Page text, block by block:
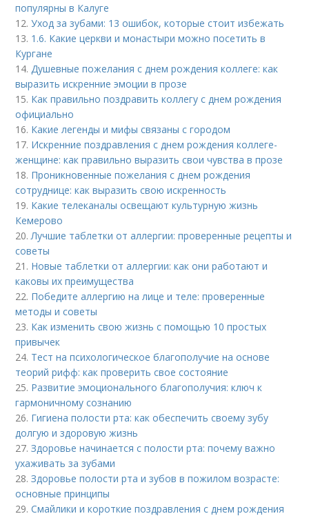
популярны в Калуге
12.Уход за зубами: 13 ошибок, которые стоит избежать
13. 1.6. Какие церкви и монастыри можно посетить в
Кургане
14. Душевные пожелания с днем рождения коллеге: как
выразить искренние эмоции в прозе
15. Как правильно поздравить коллегу с днем рождения
официально
16. Какие легенды и мифы связаны с городом
17. Искренние поздравления с днем рождения коллеге-
женщине: как правильно выразить свои чувства в прозе
18. Проникновенные пожелания с днем рождения
сотруднице: как выразить свою искренность
19. Какие телеканалы освещают культурную жизнь
Кемерово
20. Лучшие таблетки от аллергии: проверенные рецепты и
советы
21. Новые таблетки от аллергии: как они работают и
каковы их преимущества
22. Победите аллергию на лице и теле: проверенные
методы и советы
23. Как изменить свою жизнь с помощью 10 простых
привычек
24. Тест на психологическое благополучие на основе
теорий рифф: как проверить свое состояние
25. Развитие эмоционального благополучия: ключ к
гармоничному сознанию
26. Гигиена полости рта: как обеспечить своему зубу
долгую и здоровую жизнь
27.Здоровье начинается с полости рта: почему важно
ухаживать за зубами
28.Здоровье полости рта и зубов в пожилом возрасте:
основные принципы
29.Смайлики и короткие поздравления с днем рождения